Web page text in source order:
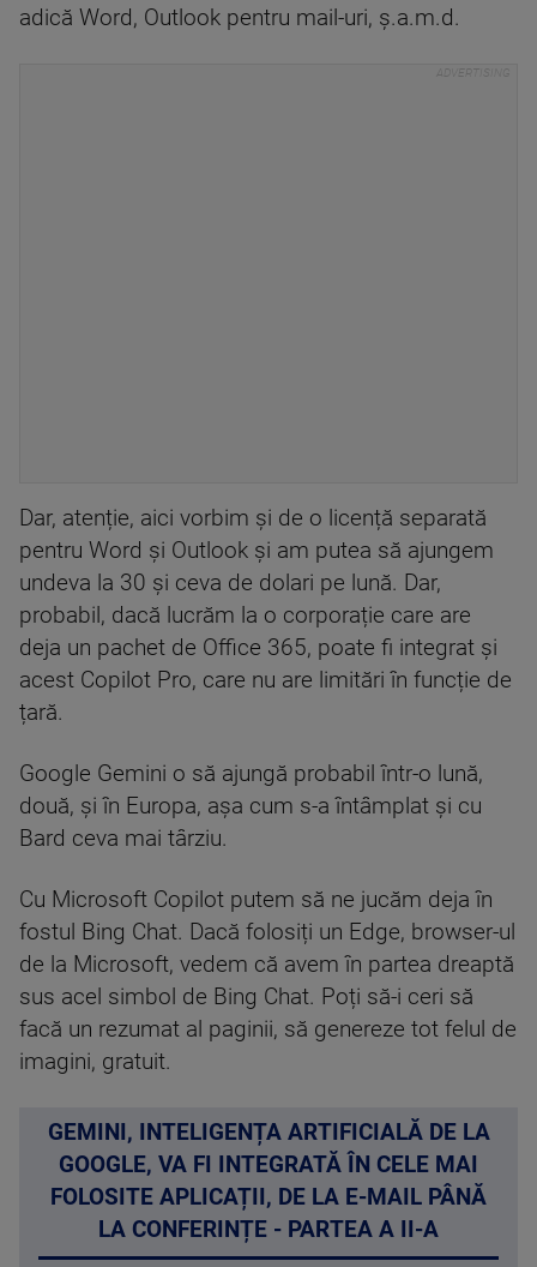
adică Word, Outlook pentru mail-uri, ș.a.m.d.
Dar, atenție, aici vorbim și de o licență separată
pentru Word și Outlook și am putea să ajungem
undeva la 30 și ceva de dolari pe lună. Dar,
probabil, dacă lucrăm la o corporație care are
deja un pachet de Office 365, poate fi integrat și
acest Copilot Pro, care nu are limitări în funcție de
țară.
Google Gemini o să ajungă probabil într-o lună,
două, și în Europa, așa cum s-a întâmplat și cu
Bard ceva mai târziu.
Cu Microsoft Copilot putem să ne jucăm deja în
fostul Bing Chat. Dacă folosiți un Edge, browser-ul
de la Microsoft, vedem că avem în partea dreaptă
sus acel simbol de Bing Chat. Poți să-i ceri să
facă un rezumat al paginii, să genereze tot felul de
imagini, gratuit.
GEMINI, INTELIGENȚA ARTIFICIALĂ DE LA
GOOGLE, VA FI INTEGRATĂ ÎN CELE MAI
FOLOSITE APLICAȚII, DE LA E-MAIL PÂNĂ
LA CONFERINȚE - PARTEA A II-A